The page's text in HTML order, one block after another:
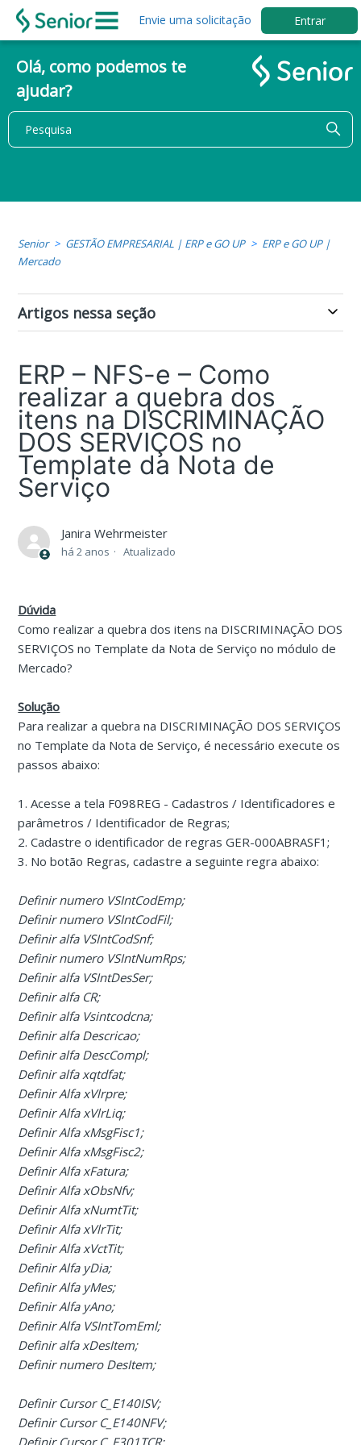
Envie uma solicitação Entrar
Olá, como podemos te
ajudar?
Senior GESTÃO EMPRESARIAL | ERP e GO UP
ERP e GO UP |
Mercado
Artigos nessa seção
ERP – NFS-e – Como
realizar a quebra dos
itens na DISCRIMINAÇÃO
DOS SERVIÇOS no
Template da Nota de
Serviço
Janira Wehrmeister
há 2 anos Atualizado
Dúvida
Como realizar a quebra dos itens na DISCRIMINAÇÃO DOS
SERVIÇOS no Template da Nota de Serviço no módulo de
Mercado?
Solução
Para realizar a quebra na DISCRIMINAÇÃO DOS SERVIÇOS
no Template da Nota de Serviço, é necessário execute os
passos abaixo:
1. Acesse a tela F098REG - Cadastros / Identificadores e
parâmetros / Identificador de Regras;
2. Cadastre o identificador de regras GER-000ABRASF1;
3. No botão Regras, cadastre a seguinte regra abaixo:
Definir numero VSIntCodEmp;
Definir numero VSIntCodFil;
Definir alfa VSIntCodSnf;
Definir numero VSIntNumRps;
Definir alfa VSIntDesSer;
Definir alfa CR;
Definir alfa Vsintcodcna;
Definir alfa Descricao;
Definir alfa DescCompl;
Definir alfa xqtdfat;
Definir Alfa xVlrpre;
Definir Alfa xVlrLiq;
Definir Alfa xMsgFisc1;
Definir Alfa xMsgFisc2;
Definir Alfa xFatura;
Definir Alfa xObsNfv;
Definir Alfa xNumtTit;
Definir Alfa xVlrTit;
Definir Alfa xVctTit;
Definir Alfa yDia;
Definir Alfa yMes;
Definir Alfa yAno;
Definir Alfa VSIntTomEml;
Definir alfa xDesItem;
Definir numero DesItem;
Definir Cursor C_E140ISV;
Definir Cursor C_E140NFV;